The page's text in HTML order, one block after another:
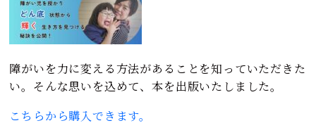
障がいを力に変える方法があることを知っていただきた
い。そんな思いを込めて、本を出版いたしました。
こちらから購入できます。